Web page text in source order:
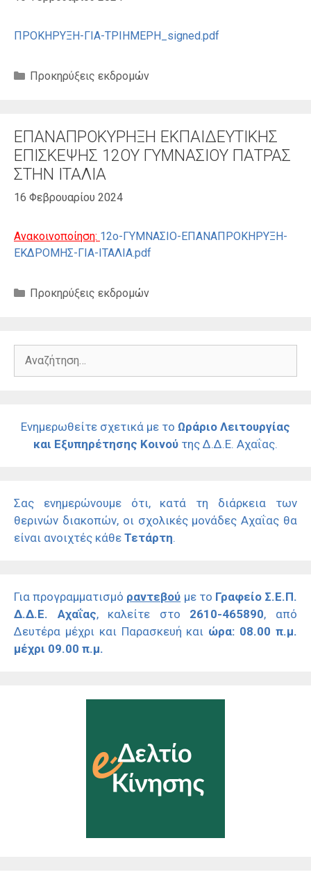
ΠΡΟΚΗΡΥΞΗ-ΓΙΑ-ΤΡΙΗΜΕΡΗ_signed.pdf
Κατηγορίες
Προκηρύξεις εκδρομών
ΕΠΑΝΑΠΡΟΚΥΡΗΞΗ ΕΚΠΑΙΔΕΥΤΙΚΗΣ
ΕΠΙΣΚΕΨΗΣ 12ΟΥ ΓΥΜΝΑΣΙΟΥ ΠΑΤΡΑΣ
ΣΤΗΝ ΙΤΑΛΙΑ
16 Φεβρουαρίου 2024
Ανακοινοποίηση: 12ο-ΓΥΜΝΑΣΙΟ-ΕΠΑΝΑΠΡΟΚΗΡΥΞΗ-
ΕΚΔΡΟΜΗΣ-ΓΙΑ-ΙΤΑΛΙΑ.pdf
Κατηγορίες
Προκηρύξεις εκδρομών
Αναζήτηση
Ενημερωθείτε σχετικά με το Ωράριο Λειτουργίας
και Εξυπηρέτησης Κοινού της Δ.Δ.Ε. Αχαΐας.
Σας ενημερώνουμε ότι, κατά τη διάρκεια των
θερινών διακοπών, οι σχολικές μονάδες Αχαΐας θα
είναι ανοιχτές κάθε Τετάρτη.
Για προγραμματισμό ραντεβού με το Γραφείο Σ.Ε.Π.
Δ.Δ.Ε. Αχαΐας, καλείτε στο 2610-465890, από
Δευτέρα μέχρι και Παρασκευή και ώρα: 08.00 π.μ.
μέχρι 09.00 π.μ.